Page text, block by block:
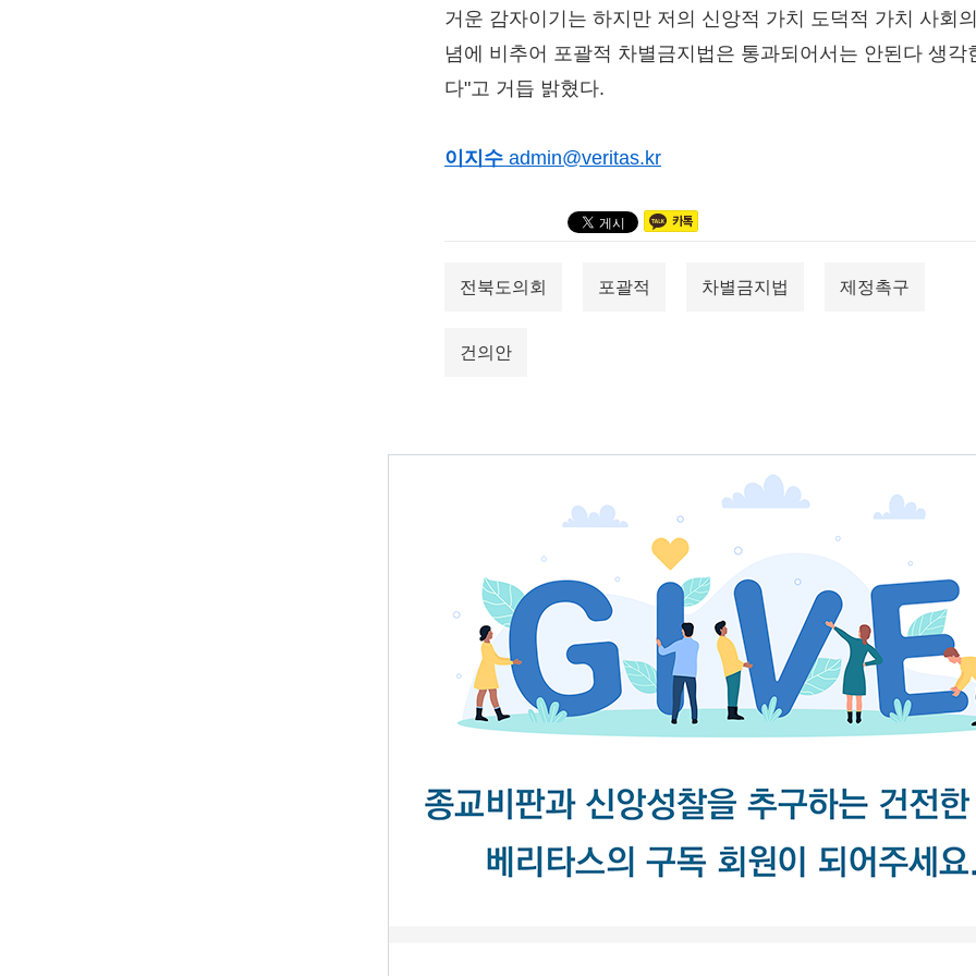
거운 감자이기는 하지만 저의 신앙적 가치 도덕적 가치 사회
념에 비추어 포괄적 차별금지법은 통과되어서는 안된다 생각
다"고 거듭 밝혔다.
이지수 admin@veritas.kr
전북도의회 포괄적 차별금지법 제정촉구
건의안